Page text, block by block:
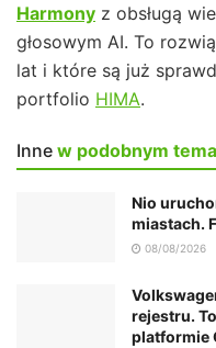
Harmony z obsługą
głosowym AI. To
lat i które są już
portfolio HIMA.
Inne w podobnym
Nio
miastach.
08/08/2026
rejestru.
platformie